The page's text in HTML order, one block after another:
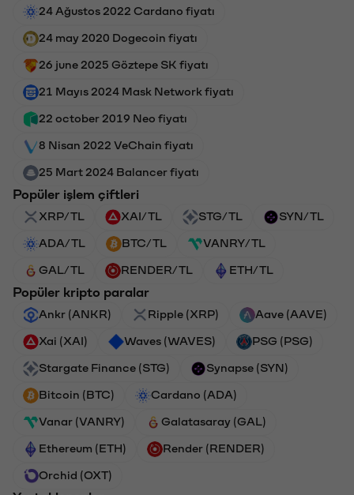
24 Ağustos 2022 Cardano fiyatı
24 may 2020 Dogecoin fiyatı
26 june 2025 Göztepe SK fiyatı
21 Mayıs 2024 Mask Network fiyatı
22 october 2019 Neo fiyatı
8 Nisan 2022 VeChain fiyatı
25 Mart 2024 Balancer fiyatı
Popüler işlem çiftleri
XRP/TL XAI/TL STG/TL SYN/TL
ADA/TL BTC/TL VANRY/TL
GAL/TL RENDER/TL ETH/TL
Popüler kripto paralar
Ankr (ANKR) Ripple (XRP) Aave (AAVE)
Xai (XAI) Waves (WAVES) PSG (PSG)
Stargate Finance (STG) Synapse (SYN)
Bitcoin (BTC) Cardano (ADA)
Vanar (VANRY) Galatasaray (GAL)
Ethereum (ETH) Render (RENDER)
Orchid (OXT)